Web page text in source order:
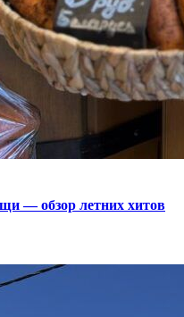
— обзор летних хитов